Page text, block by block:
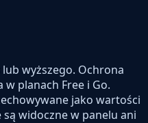
lub wyższego. Ochrona
w planach Free i Go.
jako wartości
widoczne w panelu ani